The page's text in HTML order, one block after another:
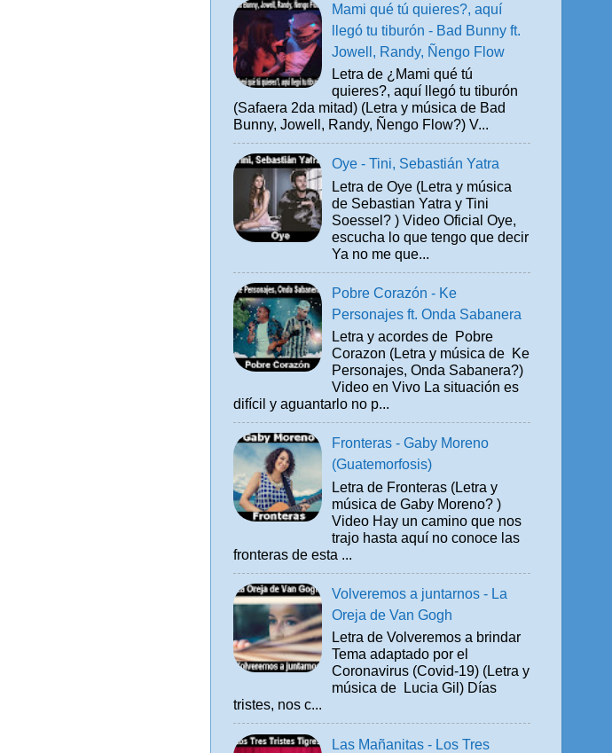
Mami qué tú quieres?, aquí
llegó tu tiburón - Bad Bunny ft.
Jowell, Randy, Ñengo Flow
Letra de ¿Mami qué tú
quieres?, aquí llegó tu tiburón
(Safaera 2da mitad) (Letra y música de Bad
Bunny, Jowell, Randy, Ñengo Flow?) V...
Oye - Tini, Sebastián Yatra
Letra de Oye (Letra y música
de Sebastian Yatra y Tini
Soessel? ) Video Oficial Oye,
escucha lo que tengo que decir
Ya no me que...
Pobre Corazón - Ke
Personajes ft. Onda Sabanera
Letra y acordes de Pobre
Corazon (Letra y música de Ke
Personajes, Onda Sabanera?)
Video en Vivo La situación es
difícil y aguantarlo no p...
Fronteras - Gaby Moreno
(Guatemorfosis)
Letra de Fronteras (Letra y
música de Gaby Moreno? )
Video Hay un camino que nos
trajo hasta aquí no conoce las
fronteras de esta ...
Volveremos a juntarnos - La
Oreja de Van Gogh
Letra de Volveremos a brindar
Tema adaptado por el
Coronavirus (Covid-19) (Letra y
música de Lucia Gil) Días
tristes, nos c...
Las Mañanitas - Los Tres